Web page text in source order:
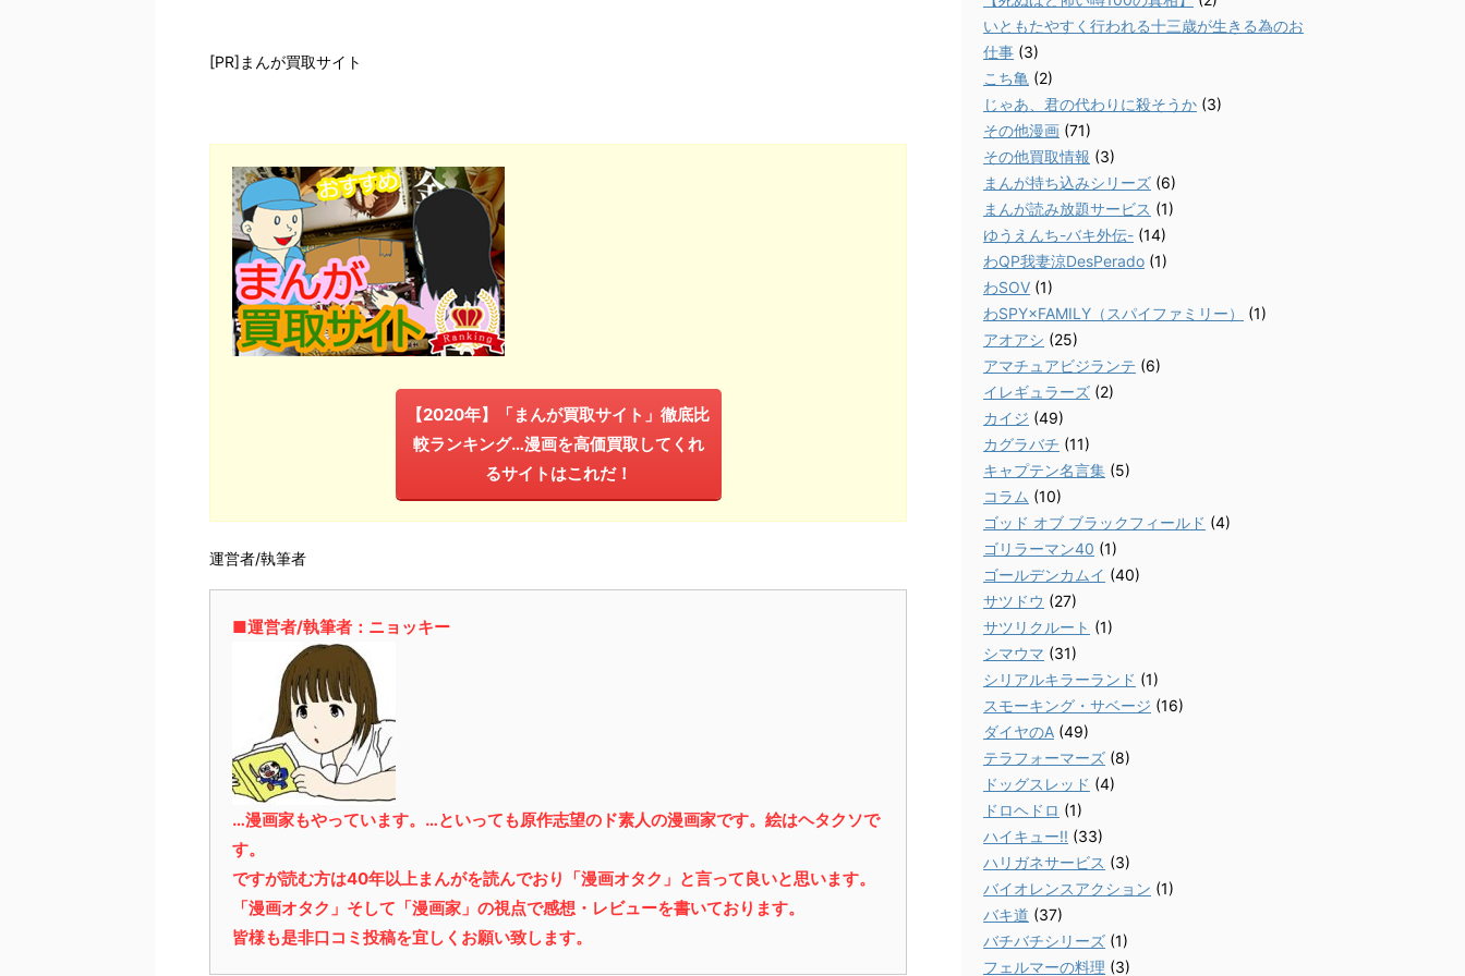
[PR]まんが買取サイト
【2020年】「まんが買取サイト」徹底比
較ランキング…漫画を高価買取してくれ
るサイトはこれだ！
運営者/執筆者
■運営者/執筆者：ニョッキー
…漫画家もやっています。…といっても原作志望のド素人の漫画家です。絵はヘタクソで
す。
ですが読む方は40年以上まんがを読んでおり「漫画オタク」と言って良いと思います。
「漫画オタク」そして「漫画家」の視点で感想・レビューを書いております。
皆様も是非口コミ投稿を宜しくお願い致します。
いともたやすく行われる十三歳が生きる為のお
仕事 (3)
こち亀 (2)
じゃあ、君の代わりに殺そうか (3)
その他漫画 (71)
その他買取情報 (3)
まんが持ち込みシリーズ (6)
まんが読み放題サービス (1)
ゆうえんち-バキ外伝- (14)
わQP我妻涼DesPerado (1)
わSOV (1)
わSPY×FAMILY（スパイファミリー）
(1)
アオアシ (25)
アマチュアビジランテ (6)
イレギュラーズ (2)
カイジ (49)
カグラバチ (11)
キャプテン名言集 (5)
コラム (10)
ゴッド オブ ブラックフィールド (4)
ゴリラーマン40 (1)
ゴールデンカムイ (40)
サツドウ (27)
サツリクルート (1)
シマウマ (31)
シリアルキラーランド (1)
スモーキング・サベージ (16)
ダイヤのA (49)
テラフォーマーズ (8)
ドッグスレッド (4)
ドロヘドロ (1)
ハイキュー!! (33)
ハリガネサービス (3)
バイオレンスアクション (1)
バキ道 (37)
バチバチシリーズ (1)
フェルマーの料理 (3)